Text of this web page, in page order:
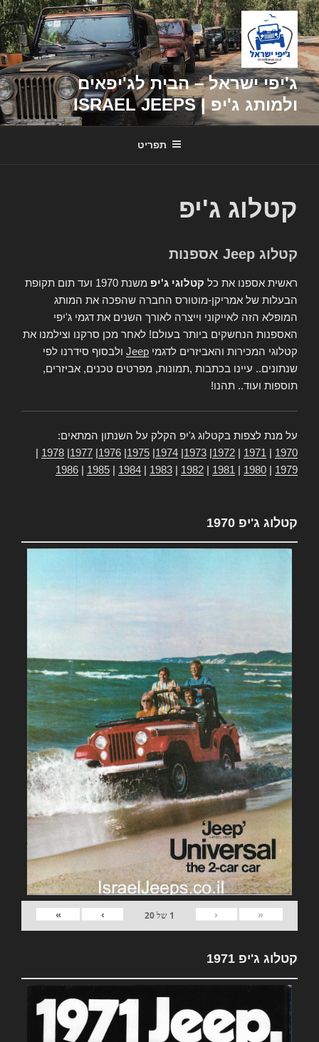
דילוג
לתוכן
ג'יפי ישראל – הבית לג'יפאים
ולמותג ג'יפ | ISRAEL JEEPS
תפריט
קטלוג ג'יפ
קטלוג Jeep אספנות
ראשית אספנו את כל קטלוגי ג'יפ
משנת 1970 ועד תום תקופת
הבעלות של אמריקן-מוטורס החברה שהפכה את המותג
המופלא הזה לאייקוני וייצרה לאורך השנים את דגמי ג'יפי
האספנות הנחשקים ביותר בעולם! לאחר מכן סרקנו וצילמנו את
קטלוגי המכירות והאביזרים לדגמי Jeep ולבסוף סידרנו לפי
שנתונים.. עיינו בכתבות ,תמונות, מפרטים טכנים, אביזרים,
תוספות ועוד.. תהנו!
על מנת לצפות בקטלוג ג'יפ הקלק על השנתון המתאים:
1970
1971
1972
1973
1974
1975
1976
1977
1978
1979
1980
1981
1982
1983
1984
1985
1986
קטלוג ג'יפ 1970
«
‹
1 של20
›
»
קטלוג ג'יפ 1971